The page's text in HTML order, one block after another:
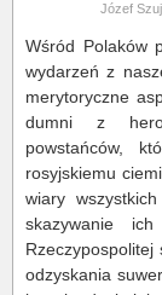
Józef
Wśród Polaków
wydarzeń z
merytoryczne
dumni z
powstańców,
rosyjskiemu
wiary
skazywanie
Rzeczypospolitej
odzyskania